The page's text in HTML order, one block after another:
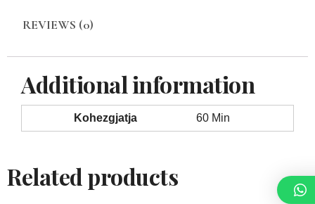
REVIEWS (0)
Additional information
Kohezgjatja 60 Min
Related products